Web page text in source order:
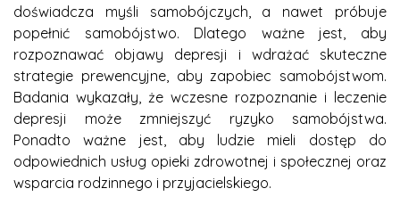
doświadcza myśli samobójczych, a nawet próbuje
popełnić samobójstwo. Dlatego ważne jest, aby
rozpoznawać objawy depresji i wdrażać skuteczne
strategie prewencyjne, aby zapobiec samobójstwom.
Badania wykazały, że wczesne rozpoznanie i leczenie
depresji może zmniejszyć ryzyko samobójstwa.
Ponadto ważne jest, aby ludzie mieli dostęp do
odpowiednich usług opieki zdrowotnej i społecznej oraz
wsparcia rodzinnego i przyjacielskiego.